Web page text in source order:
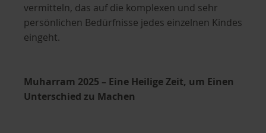
vermitteln, das auf die komplexen und sehr
persönlichen Bedürfnisse jedes einzelnen Kindes
eingeht.
Muharram 2025 – Eine Heilige Zeit, um Einen
Unterschied zu Machen